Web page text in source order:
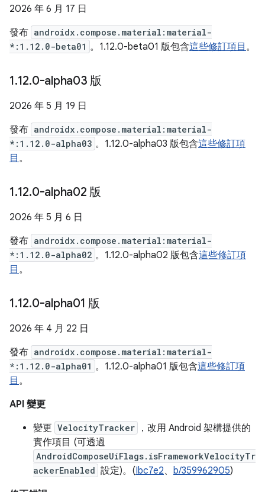
2026 年 6 月 17 日
發布 androidx.compose.material:material-
*:1.12.0-beta01 。1.12.0-beta01 版包含這些修訂項目 。
1.12.0-alpha03 版
2026 年 5 月 19 日
發布 androidx.compose.material:material-
*:1.12.0-alpha03 。1.12.0-alpha03 版包含這些修訂項
目 。
1.12.0-alpha02 版
2026 年 5 月 6 日
發布 androidx.compose.material:material-
*:1.12.0-alpha02 。1.12.0-alpha02 版包含這些修訂項
目 。
1.12.0-alpha01 版
2026 年 4 月 22 日
發布 androidx.compose.material:material-
*:1.12.0-alpha01 。1.12.0-alpha01 版包含這些修訂項
目 。
API 變更
變更 VelocityTracker
，改用 Android 架構提供的
實作項目 (可透過
AndroidComposeUiFlags.isFrameworkVelocityTr
ackerEnabled 設定)。(Ibc7e2、 b/359962905)